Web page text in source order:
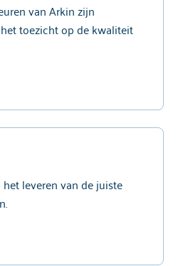
van Arkin zijn
toezicht op de kwaliteit
leveren van de juiste